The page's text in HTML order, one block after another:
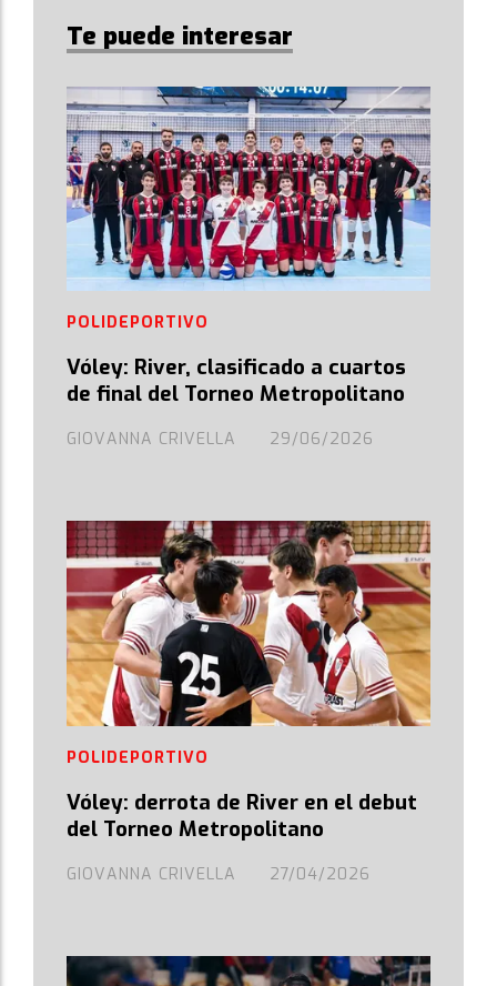
Te puede interesar
Vóley: River, clasificado a cuartos
de final del Torneo Metropolitano
GIOVANNA CRIVELLA
POLIDEPORTIVO
29/06/2026
Vóley: derrota de River en el debut
del Torneo Metropolitano
GIOVANNA CRIVELLA
POLIDEPORTIVO
27/04/2026